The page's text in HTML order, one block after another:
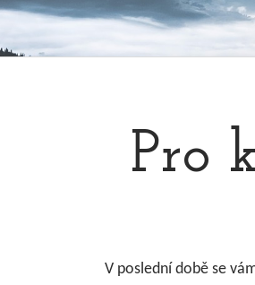
Pro
V poslední době se